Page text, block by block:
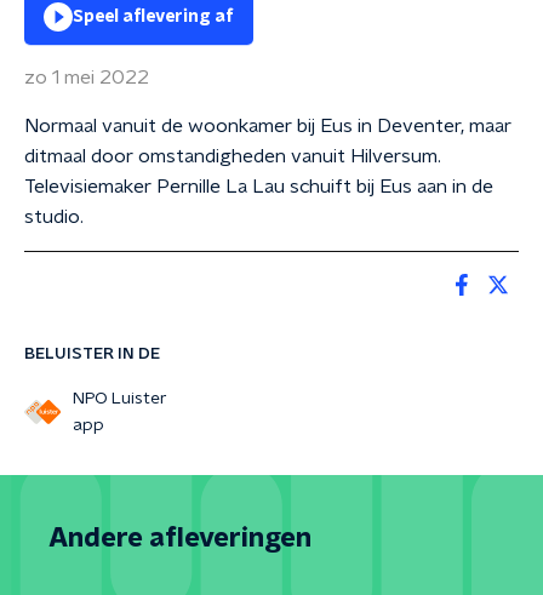
BELUISTER IN DE
NPO Luister
app
Speel aflevering af
zo 1 mei 2022
Normaal vanuit de woonkamer bij Eus in Deventer, maar
ditmaal door omstandigheden vanuit Hilversum.
Televisiemaker Pernille La Lau schuift bij Eus aan in de
studio.
Andere afleveringen